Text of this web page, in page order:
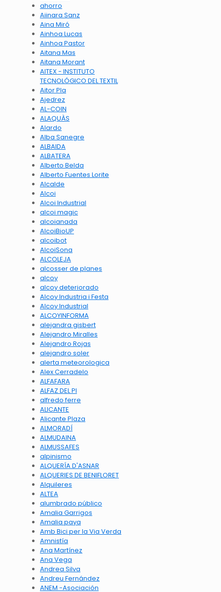
ahorro
Aiinara Sanz
Aina Miró
Ainhoa Lucas
Ainhoa Pastor
Aitana Mas
Aitana Morant
AITEX - INSTITUTO
TECNOLÓGICO DEL TEXTIL
Aitor Pla
Ajedrez
AL-COIN
ALAQUÀS
Alardo
Alba Sanegre
ALBAIDA
ALBATERA
Alberto Belda
Alberto Fuentes Lorite
Alcalde
Alcoi
Alcoi Industrial
alcoi magic
alcoianada
AlcoiBioUP
alcoibot
AlcoiSona
ALCOLEJA
alcosser de planes
alcoy
alcoy deteriorado
Alcoy Industria i Festa
Alcoy Industrial
ALCOYINFORMA
alejandra gisbert
Alejandro Miralles
Alejandro Rojas
alejandro soler
alerta meteorologica
Alex Cerradelo
ALFAFARA
ALFAZ DEL PI
alfredo ferre
ALICANTE
Alicante Plaza
ALMORADÍ
ALMUDAINA
ALMUSSAFES
alpinismo
ALQUERÍA D'ASNAR
ALQUERIES DE BENIFLORET
Alquileres
ALTEA
alumbrado público
Amalia Garrigos
Amalia paya
Amb Bici per la Via Verda
Amnistía
Ana Martínez
Ana Vega
Andrea Silva
Andreu Fernández
ANEM -Asociación